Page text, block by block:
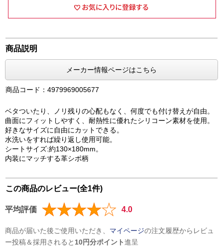
商品説明
メーカー情報ページはこちら
商品コード：4979969005677
ベタついたり、ノリ残りの心配もなく、何度でも付け替えが自由。
曲面にフィットしやすく、耐熱性に優れたシリコーン素材を使用。
好きなサイズに自由にカットできる。
水洗いをすれば繰り返し使用可能。
シートサイズ:約130×180mm。
内装にマッチする革シボ柄
この商品のレビュー(全1件)
平均評価 4.0
商品が届いた後ご使用いただき、 マイページの注文履歴からレビュ
ー投稿＆採用されると 10円分ポイント進呈